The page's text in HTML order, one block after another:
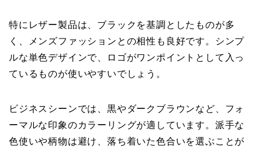
特にレザー製品は、ブラックを基調としたものが多
く、メンズファッションとの相性も良好です。シンプ
ルな単色デザインで、ロゴがワンポイントとして入っ
ているものが使いやすいでしょう。
ビジネスシーンでは、黒やダークブラウンなど、フォ
ーマルな印象のカラーリングが適しています。派手な
色使いや柄物は避け、落ち着いた色合いを選ぶことが